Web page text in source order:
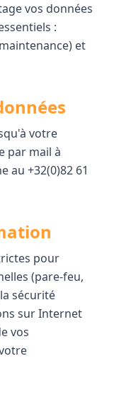
vos données
:
et
votre
par mail à
au +32(0)82 61
pour
(pare-feu,
sécurité
sur Internet
vos